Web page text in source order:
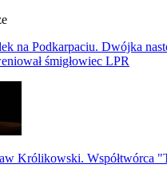
na Podkarpaciu. Dwójka
śmigłowiec LPR
Królikowski. Współtwórca